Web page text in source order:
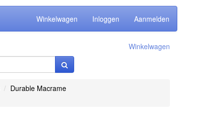
Winkelwagen Inloggen Aanmelden
Winkelwagen
Durable Macrame